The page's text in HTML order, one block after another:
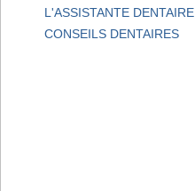
L'ASSISTANTE DENTAIRE
CONSEILS DENTAIRES